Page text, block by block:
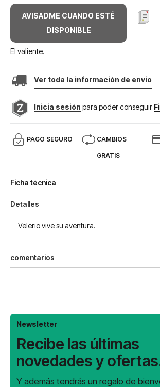
AVISADME CUANDO ESTÉ
DISPONIBLE
El valiente.
Ver toda la información de envio
Inicia sesión para poder conseguir
PAGO SEGURO CAMBIOS
GRATIS
Ficha técnica
Detalles
Velerio vive su aventura.
comentarios
Newsletter
Recibe las últimas
novedades y
Y además tendrás un regalo de